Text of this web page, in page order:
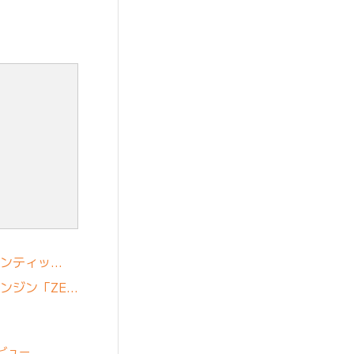
ティッ…
ジン「ZE…